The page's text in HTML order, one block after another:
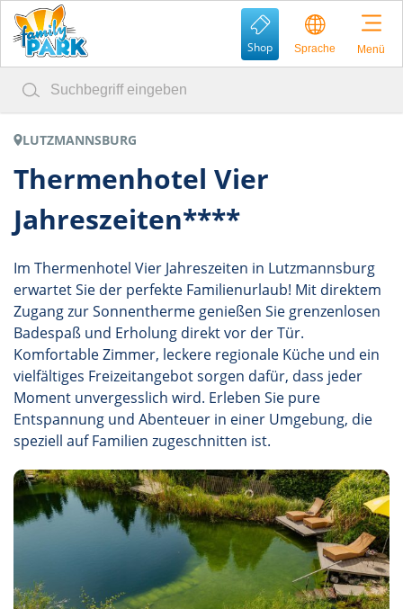
Shop Sprache Menü
LUTZMANNSBURG
Thermenhotel Vier
Jahreszeiten****
Im Thermenhotel Vier Jahreszeiten in Lutzmannsburg
erwartet Sie der perfekte Familienurlaub! Mit direktem
Zugang zur Sonnentherme genießen Sie grenzenlosen
Badespaß und Erholung direkt vor der Tür.
Komfortable Zimmer, leckere regionale Küche und ein
vielfältiges Freizeitangebot sorgen dafür, dass jeder
Moment unvergesslich wird. Erleben Sie pure
Entspannung und Abenteuer in einer Umgebung, die
speziell auf Familien zugeschnitten ist.